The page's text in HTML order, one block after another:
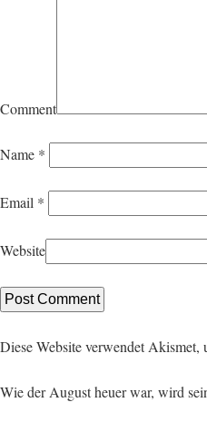
Comment
Name *
Email *
Website
Diese Website verwendet Akismet,
Wie der August heuer war, wird